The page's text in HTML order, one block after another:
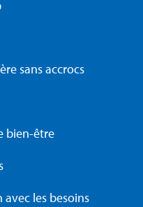
sans accrocs
bien-être
les besoins